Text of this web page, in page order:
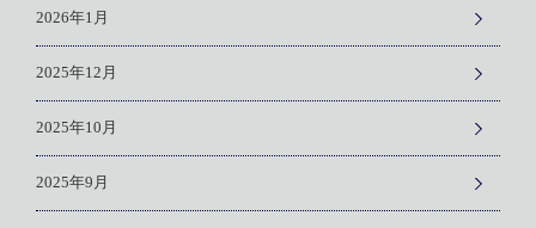
2026年1月
2025年12月
2025年10月
2025年9月